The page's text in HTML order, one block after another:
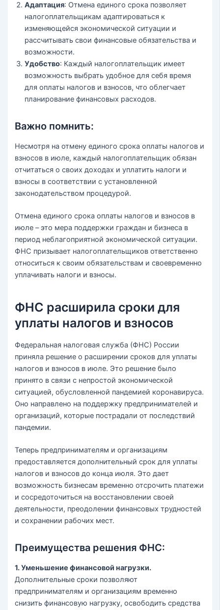
Адаптация: Отмена единого срока позволяет
налогоплательщикам адаптироваться к
изменяющейся экономической ситуации и
рассчитывать свои финансовые обязательства и
возможности.
Удобство: Каждый налогоплательщик имеет
возможность выбрать удобное для себя время
для оплаты налогов и взносов, что облегчает
планирование финансовых расходов.
Важно помнить:
Несмотря на отмену единого срока оплаты налогов и
взносов в июле, каждый налогоплательщик обязан
отчитаться о своих доходах и уплатить налоги и
взносы в соответствии с установленной
законодательством процедурой.
Отмена единого срока оплаты налогов и взносов в
июле – это мера поддержки граждан и бизнеса в
период неблагоприятной экономической ситуации.
ФНС призывает налогоплательщиков ответственно
относиться к своим обязательствам и своевременно
уплачивать налоги и взносы.
ФНС расширила сроки для
уплаты налогов и взносов
Федеральная налоговая служба (ФНС) России
приняла решение о расширении сроков для уплаты
налогов и взносов в июле. Это решение было
принято в связи с непростой экономической
ситуацией, обусловленной пандемией коронавируса.
Оно направлено на поддержку предпринимателей и
организаций, которые пострадали от последствий
пандемии.
Теперь предпринимателям и организациям
предоставляется дополнительный срок для уплаты
налогов и взносов до конца июля. Это дает
возможность бизнесам временно отсрочить платежи
и сосредоточиться на восстановлении своей
деятельности, преодолении финансовых трудностей
и сохранении рабочих мест.
Преимущества решения ФНС:
1. Уменьшение финансовой нагрузки.
Дополнительные сроки позволяют
предпринимателям и организациям временно
снизить финансовую нагрузку, освободить средства